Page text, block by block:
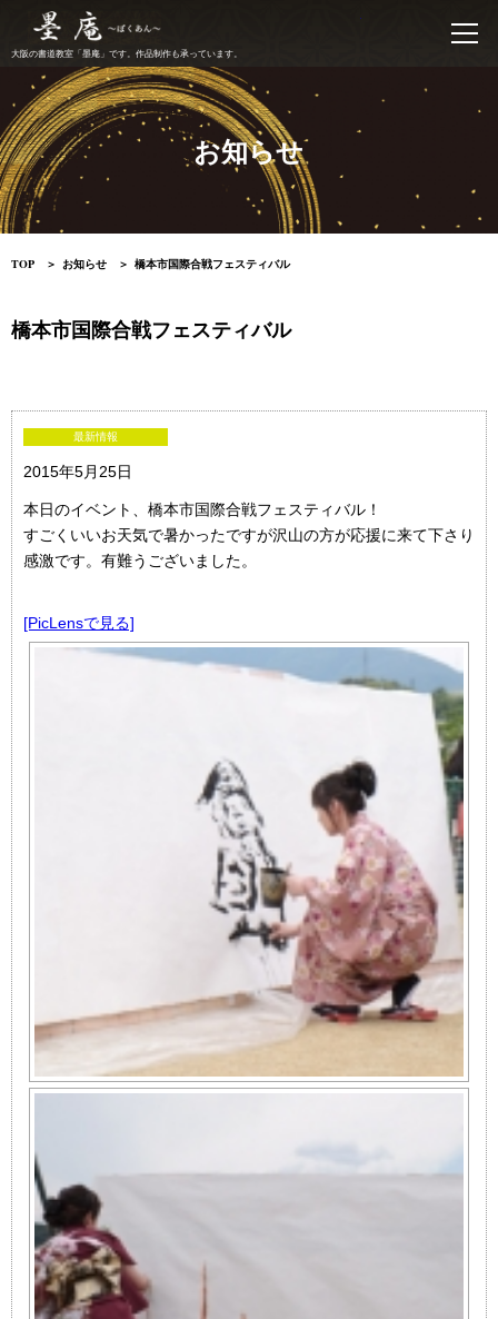
大阪の書道教室「墨庵」です。作品制作も承っています。
お知らせ
TOP お知らせ 橋本市国際合戦フェスティバル
橋本市国際合戦フェスティバル
最新情報
2015年5月25日
本日のイベント、橋本市国際合戦フェスティバル！
すごくいいお天気で暑かったですが沢山の方が応援に来て下さり
感激です。有難うございました。
[PicLensで見る]